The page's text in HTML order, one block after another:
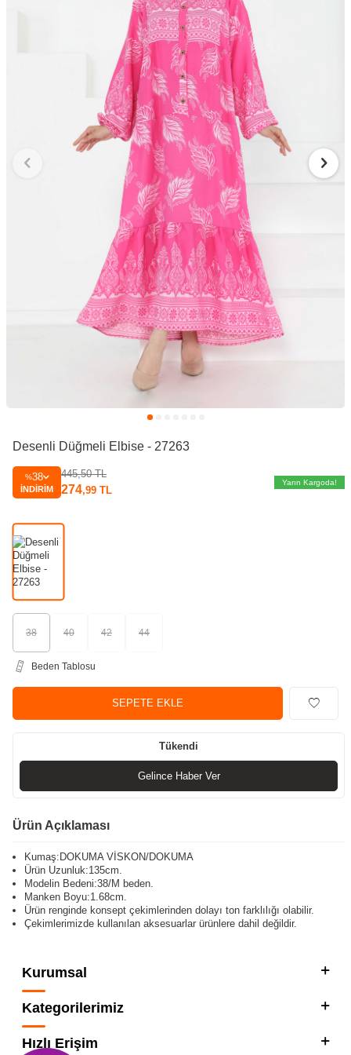
Desenli Düğmeli Elbise - 27263
%38
İNDIRIM
445,50TL
274,99 TL
Yarın Kargoda!
38 40 42 44
Beden Tablosu
SEPETE EKLE
Tükendi
Gelince Haber Ver
Ürün Açıklaması
Kumaş:DOKUMA VİSKON/DOKUMA
Ürün Uzunluk:135cm.
Modelin Bedeni:38/M beden.
Manken Boyu:1.68cm.
Ürün renginde konsept çekimlerinden dolayı ton farklılığı olabilir.
Çekimlerimizde kullanılan aksesuarlar ürünlere dahil değildir.
Kurumsal
Kategorilerimiz
Hızlı Erişim